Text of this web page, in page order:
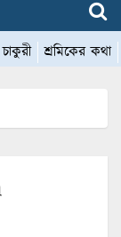
চাকুরী শ্রমিকের কথা